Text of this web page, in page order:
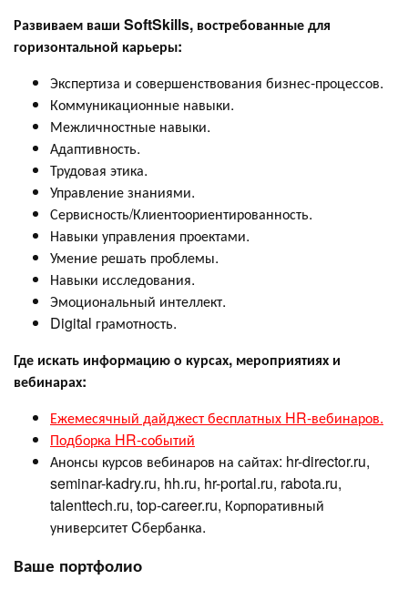
Развиваем ваши SoftSkills, востребованные для
горизонтальной карьеры:
Экспертиза и совершенствования бизнес-процессов.
Коммуникационные навыки.
Межличностные навыки.
Адаптивность.
Трудовая этика.
Управление знаниями.
Сервисность/Клиентоориентированность.
Навыки управления проектами.
Умение решать проблемы.
Навыки исследования.
Эмоциональный интеллект.
Digital грамотность.
Где искать информацию о курсах, мероприятиях и
вебинарах:
Ежемесячный дайджест бесплатных HR-вебинаров.
Подборка HR-событий
Анонсы курсов вебинаров на сайтах: hr-director.ru,
seminar-kadry.ru, hh.ru, hr-portal.ru, rabota.ru,
talenttech.ru, top-career.ru, Корпоративный
университет Cбербанка.
Ваше портфолио